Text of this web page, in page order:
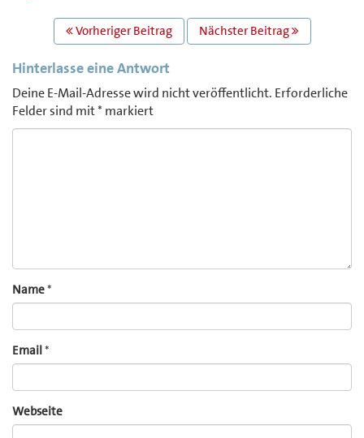
BEITRAGS
NAVIGATION
Vorheriger Beitrag Nächster Beitrag
Hinterlasse eine Antwort
Deine E-Mail-Adresse wird nicht veröffentlicht. Erforderliche
Felder sind mit* markiert
Comment
Name*
Email*
Webseite